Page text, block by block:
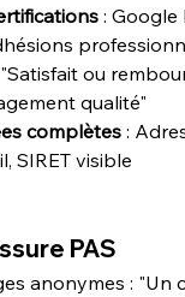
: Google
ou
qualité"
complètes :
SIRET visible
PAS
anonymes :